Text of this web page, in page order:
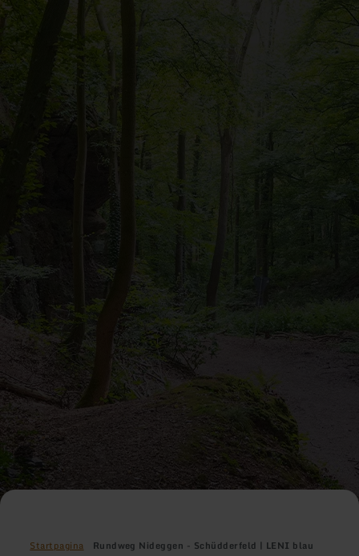
Startpagina Rundweg Nideggen - Schüdderfeld | LENI blau